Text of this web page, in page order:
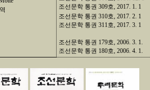
조선문학 통권 309호, 2017. 1. 1
조선문학 통권 310호, 2017. 2. 1
조선문학 통권 311호, 2017. 3. 1
조선문학 통권 179호, 2006. 3. 1.
조선문학 통권 180호, 2006. 4. 1.